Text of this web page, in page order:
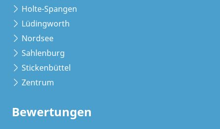
Holte-Spangen
Lüdingworth
Nordsee
Sahlenburg
Stickenbüttel
Zentrum
Bewertungen